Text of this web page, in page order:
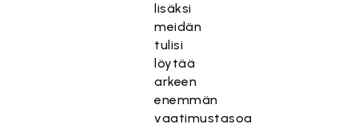
lisäksi
meidän
tulisi
löytää
arkeen
enemmän
vaatimustasoa